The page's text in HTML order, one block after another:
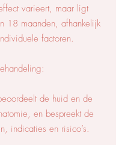
varieert, maar ligt
18 maanden, afhankelijk
factoren.
de huid en de
en bespreekt de
indicaties en risico’s.